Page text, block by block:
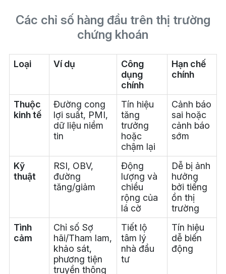
Các chỉ số hàng đầu trên thị trường
chứng khoán
Loại Ví dụ
Công
dụng
chính
Hạn chế
chính
Thuộc
kinh tế
Đường cong
lợi suất, PMI,
dữ liệu niềm
tin
Tín hiệu
tăng
trưởng
hoặc
chậm lại
Cảnh báo
sai hoặc
cảnh báo
sớm
Kỹ
thuật
RSI, OBV,
đường
tăng/giảm
Động
lượng và
chiều
rộng của
lá cờ
Dễ bị ảnh
hưởng
bởi tiếng
ồn thị
trường
Tình
cảm
Chỉ số Sợ
hãi/Tham lam,
khảo sát,
phương tiện
truyền thông
Tiết lộ
tâm lý
nhà đầu
tư
Tín hiệu
dễ biến
động